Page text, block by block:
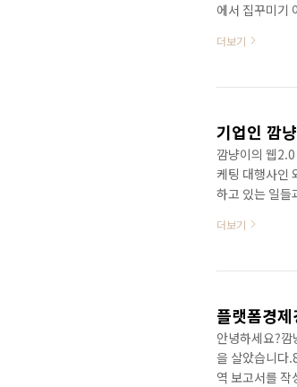
에서 집꾸미기
알리기 시작한
록되어 있으며
더보기
기업인 깜
깜냥이의 웹
케팅 대행사인
하고 있는 일들
홍보나 마케팅,
핑몰 운영:
더보기
플랫폼경
안녕하세요?
을 살았습니다
역 보고서를